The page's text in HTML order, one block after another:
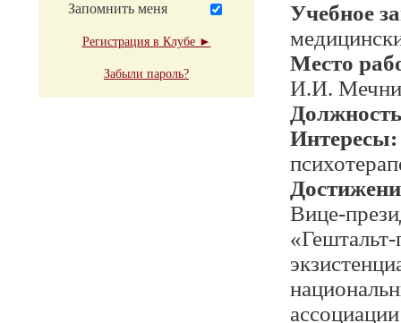
Запомнить меня
Регистрация в Клубе ►
Забыли пароль?
Учебное
Место
И.И.
Интересы:
Вице-